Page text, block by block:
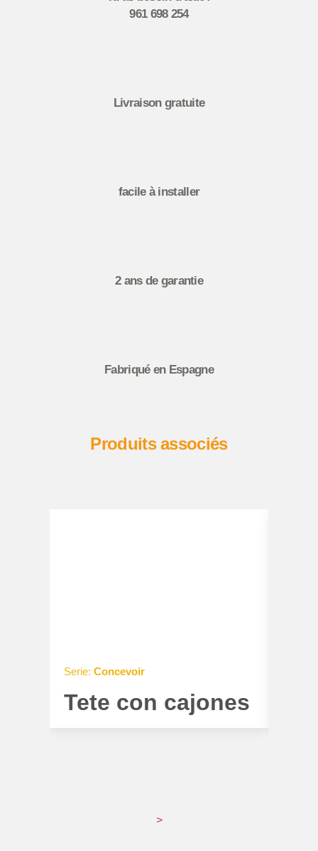
961 698 254
Livraison gratuite
facile à installer
2 ans de garantie
Fabriqué en Espagne
Produits associés
Serie: Concevoir
Tete con cajones
>